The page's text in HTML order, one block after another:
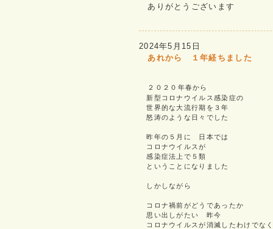
ありがとうございます
2024年5月15日
あれから １年経ちました
２０２０年春から
新型コロナウイルス感染症の
世界的な大流行期を３年
怒涛のような日々でした
昨年の５月に 日本では
コロナウイルスが
感染症法上で５類
ということになりました
しかしながら
コロナ禍前がどうであったか
思い出しがたい 昨今
コロナウイルスが消滅したわけでな